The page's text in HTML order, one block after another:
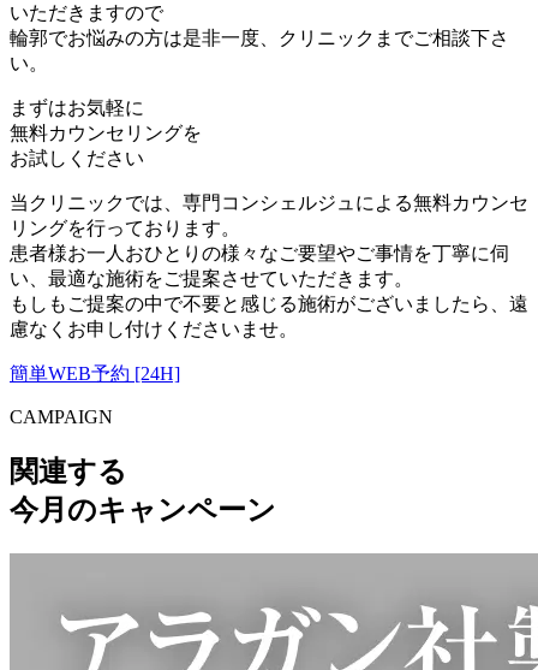
いただきますので
輪郭でお悩みの方は是非一度、クリニックまでご相談下さ
い。
まずはお気軽に
無料カウンセリングを
お試しください
当クリニックでは、専門コンシェルジュによる無料カウンセ
リングを行っております。
患者様お一人おひとりの様々なご要望やご事情を丁寧に伺
い、最適な施術をご提案させていただきます。
もしもご提案の中で不要と感じる施術がございましたら、遠
慮なくお申し付けくださいませ。
簡単WEB予約 [24H]
CAMPAIGN
関連する
今月のキャンペーン